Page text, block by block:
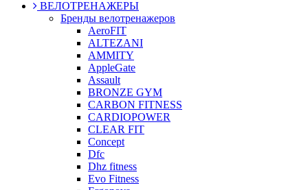
ВЕЛОТРЕНАЖЕРЫ
Бренды велотренажеров
AeroFIT
ALTEZANI
AMMITY
AppleGate
Assault
BRONZE GYM
CARBON FITNESS
CARDIOPOWER
CLEAR FIT
Concept
Dfc
Dhz fitness
Evo Fitness